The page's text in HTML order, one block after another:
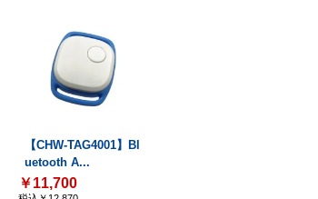
【CHW-TAG4001】Bl
uetooth A...
￥11,700